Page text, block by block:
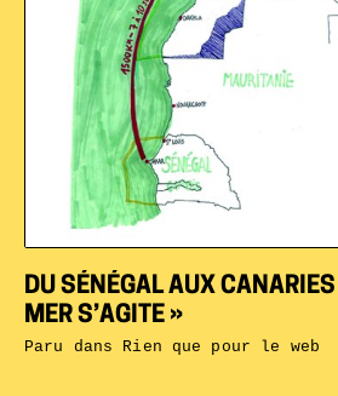
DU SÉNÉGAL AUX
MER S’AGITE »
Paru dans Rien que pour le web